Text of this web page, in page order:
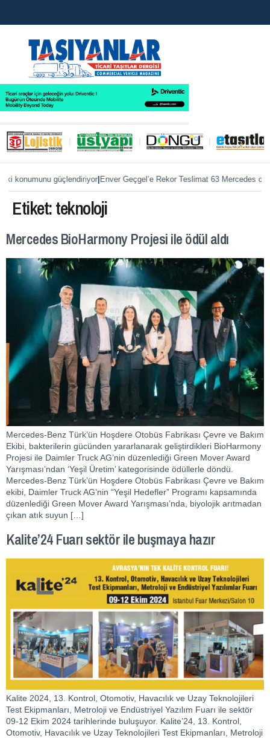
güçlendiriyor|Enver Geçgel’e Rekor Teslimat 63 Mercedes otobüs|ÖKN
Etiket:teknoloji
Mercedes BioHarmony Projesi ile ödül aldı
Mercedes-Benz Türk’ün Hoşdere Otobüs Fabrikası Çevre ve Bakım
Ekibi, bakterilerin gücünden yararlanarak geliştirdikleri BioHarmony
Projesi ile Daimler Truck AG’nin düzenlediği Green Mover Award
Yarışması’ndan ‘Yeşil Üretim’ kategorisinde ödüllerle döndü.
Mercedes-Benz Türk’ün Hoşdere Otobüs Fabrikası Çevre ve Bakım
ekibi, Daimler Truck AG’nin “Yeşil Hedefler” Programı kapsamında
düzenlediği Green Mover Award Yarışması’nda, biyolojik arıtmadan
çıkan atık suyun […]
Kalite’24 Fuarı sektör ile buşmaya hazır
Kalite 2024, 13. Kontrol, Otomotiv, Havacılık ve Uzay Teknolojileri
Test Ekipmanları, Metroloji ve Endüstriyel Yazılım Fuarı ile sektör
09-12 Ekim 2024 tarihlerinde buluşuyor. Kalite’24, 13. Kontrol,
Otomotiv, Havacılık ve Uzay Teknolojileri Test Ekipmanları, Metroloji